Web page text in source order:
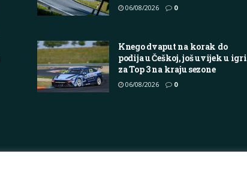
06/08/2026 0
Knego dvaput na korak do
podija u Češkoj, još uvijek u igri
za Top 3 na kraju sezone
06/08/2026 0